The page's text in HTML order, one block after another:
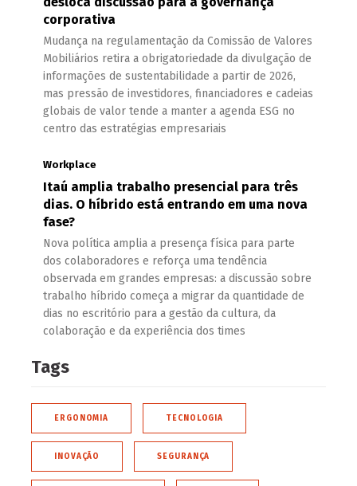
corporativa
Mudança na regulamentação da Comissão de Valores
Mobiliários retira a obrigatoriedade da divulgação de
informações de sustentabilidade a partir de 2026,
mas pressão de investidores, financiadores e cadeias
globais de valor tende a manter a agenda ESG no
centro das estratégias empresariais
Workplace
Itaú amplia trabalho presencial para três
dias. O híbrido está entrando em uma nova
fase?
Nova política amplia a presença física para parte
dos colaboradores e reforça uma tendência
observada em grandes empresas: a discussão sobre
trabalho híbrido começa a migrar da quantidade de
dias no escritório para a gestão da cultura, da
colaboração e da experiência dos times
Tags
ERGONOMIA TECNOLOGIA
INOVAÇÃO SEGURANÇA